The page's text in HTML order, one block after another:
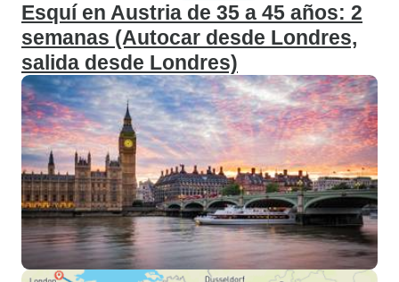
Esquí en Austria de 35 a 45 años: 2
semanas (Autocar desde Londres,
salida desde Londres)